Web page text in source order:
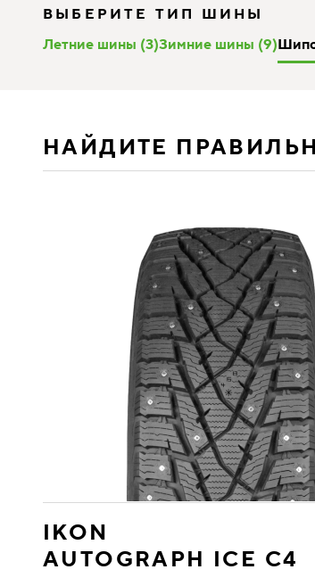
ВЫБЕРИТЕ ТИП ШИНЫ
Летние шины (3)Зимние шины (9)
НАЙДИТЕ
IKON
AUTOGRAPH ICE C4